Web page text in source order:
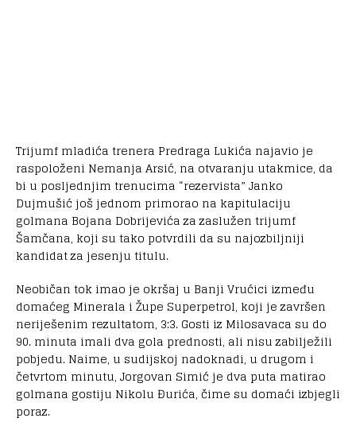
Trijumf mladića trenera Predraga Lukića najavio je
raspoloženi Nemanja Arsić, na otvaranju utakmice, da
bi u posljednjim trenucima “rezervista” Janko
Dujmušić još jednom primorao na kapitulaciju
golmana Bojana Dobrijevića za zaslužen trijumf
Šamčana, koji su tako potvrdili da su najozbiljniji
kandidat za jesenju titulu.
Neobičan tok imao je okršaj u Banji Vrućici između
domaćeg Minerala i Župe Superpetrol, koji je završen
neriješenim rezultatom, 3:3. Gosti iz Milosavaca su do
90. minuta imali dva gola prednosti, ali nisu zabilježili
pobjedu. Naime, u sudijskoj nadoknadi, u drugom i
četvrtom minutu, Jorgovan Simić je dva puta matirao
golmana gostiju Nikolu Đurića, čime su domaći izbjegli
poraz.